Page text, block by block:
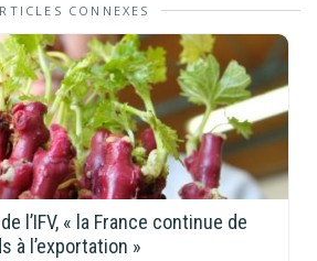
CONNEXES
l’IFV, « la France continue de
à l’exportation »